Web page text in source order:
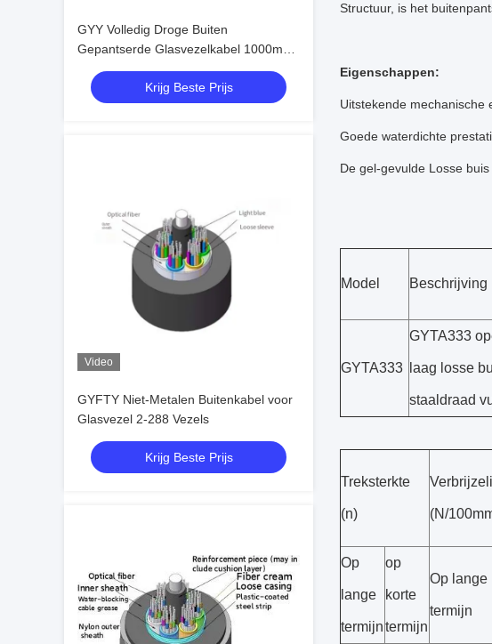
GYY Volledig Droge Buiten
Gepantserde Glasvezelkabel 1000m
Stalen Tape
Krijg Beste Prijs
Video
GYFTY Niet-Metalen Buitenkabel voor
Glasvezel 2-288 Vezels
Krijg Beste Prijs
Structuur, is het
Eigenschappen:
Uitstekende mechanische
Goede waterdichte
De gel-gevulde Losse
Model Beschrijving
GYTA333
GYTA333
laag losse
staaldraad
Treksterkte
(n) (N/
Op
lange
termijn
op
korte
termijn
Op lange
termijn